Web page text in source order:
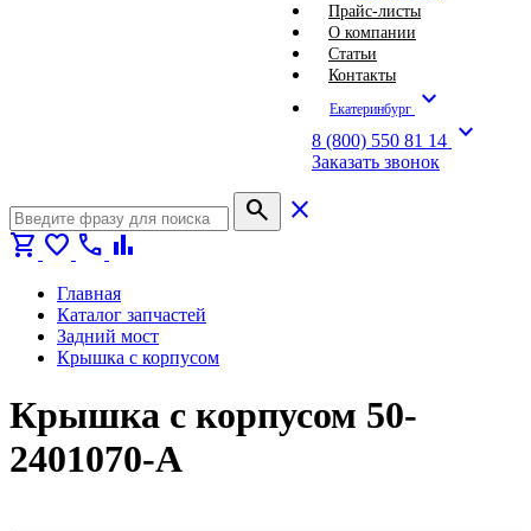
Прайс-листы
О компании
Статьи
Контакты
Екатеринбург expand_more
8 (800) 550 81 14 expand_more
Заказать звонок
search
close
shopping_cart favorite call bar_chart
Главная
Каталог запчастей
Задний мост
Крышка с корпусом
Крышка с корпусом 50-
2401070-А